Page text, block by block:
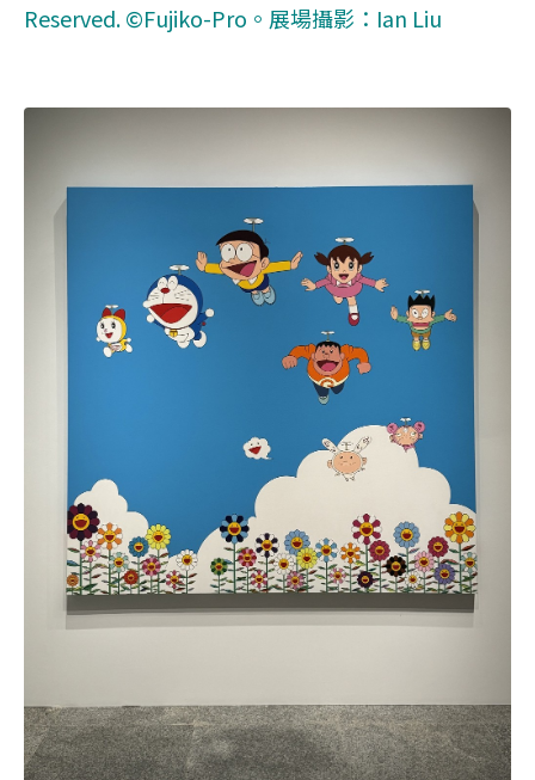
Reserved. ©Fujiko-Pro。展場攝影：Ian Liu